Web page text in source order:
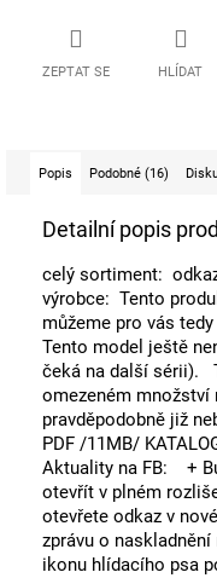
ZEPTAT SE HLÍDAT
Popis Podobné (16)
Detailní popis
celý sortiment:
výrobce: Tento
můžeme pro vás
Tento model ještě
čeká na další sérii).
omezeném
pravděpodobně již
PDF /11MB/
Aktuality na FB: +
otevřít v plném
otevřete odkaz v
zprávu o
ikonu hlídacího psa